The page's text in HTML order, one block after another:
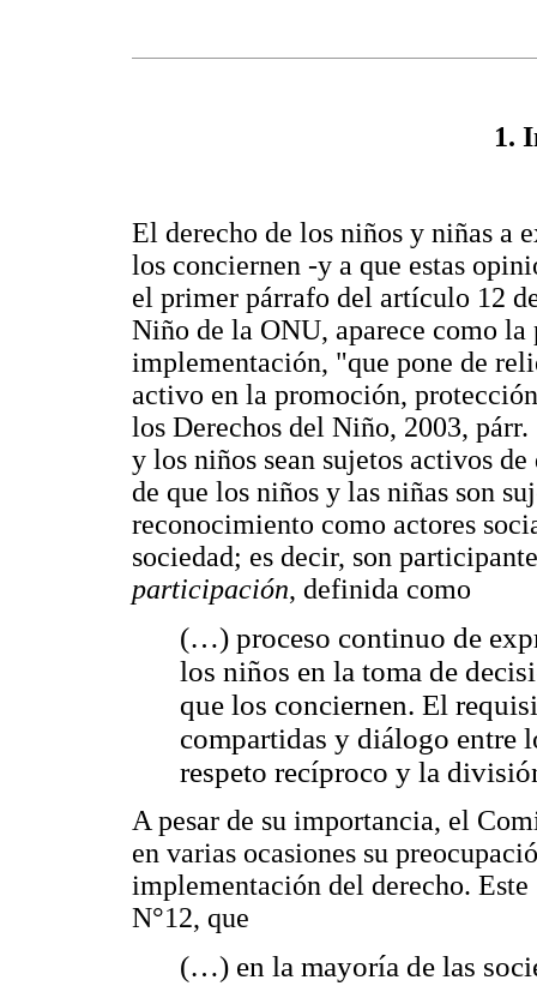
1.
El derecho de los niños y niñas a
los conciernen -y a que estas
el primer párrafo del artículo 12
Niño de la ONU, aparece como
implementación, "que pone de
activo en la promoción,
los Derechos del Niño, 2003,
y los niños sean sujetos activos
de que los niños y las niñas son
reconocimiento como actores
sociedad; es decir, son
participación, definida como
(…) proceso continuo de
los niños en la toma de
que los conciernen. El
compartidas y diálogo entre
respeto recíproco y la
A pesar de su importancia, el
en varias ocasiones su
implementación del derecho.
N°12, que
(…) en la mayoría de las